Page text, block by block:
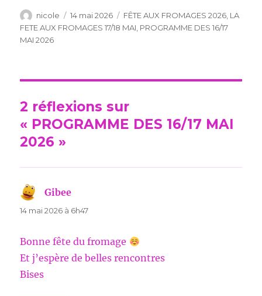
Auteur
nicole
Publié
le
14 mai 2026 Catégories
FÊTE AUX FROMAGES 2026 LA
FETE AUX FROMAGES 17/18 MAI PROGRAMME DES 16/17
MAI 2026
2 réflexions sur
« PROGRAMME DES 16/17 MAI
2026 »
Gibee
14 mai 2026 à 6h47
Bonne fête du fromage
Et j’espère de belles rencontres
Bises